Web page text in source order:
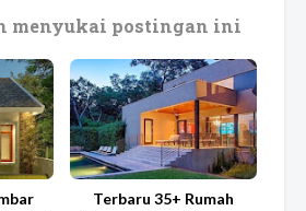
menyukai postingan ini
Terbaru 35+ Rumah